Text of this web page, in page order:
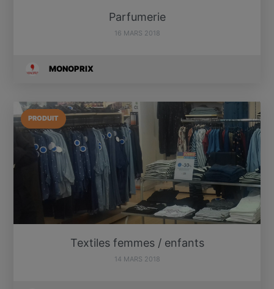
Parfumerie
16 MARS 2018
MONOPRIX
PRODUIT
Textiles femmes / enfants
14 MARS 2018